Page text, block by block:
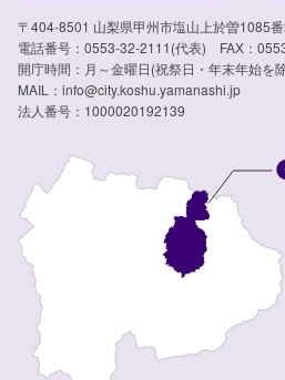
〒404-8501 山梨県甲州市塩山上於曽1085
電話番号：0553-32-2111(代表) FAX：
開庁時間：月～金曜日(祝祭日・年末年始を
MAIL：info@city.koshu.yamanashi.jp
法人番号：1000020192139